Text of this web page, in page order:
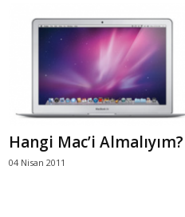
Hangi Mac’i Almalıyım?
04 Nisan 2011